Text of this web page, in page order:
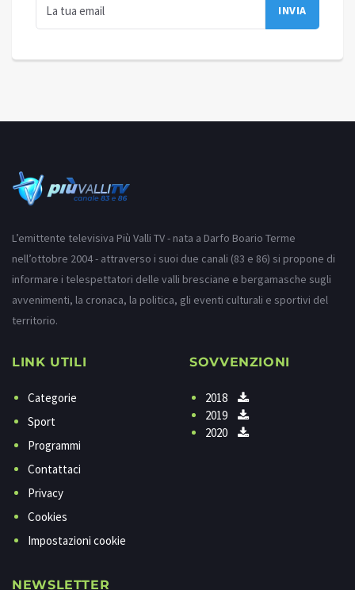
L’emittente televisiva Più Valli TV - nata a Darfo Boario Terme
nell’ottobre 2004 - attraverso i suoi due canali (83 e 86) si propone di
informare i telespettatori delle valli bresciane e bergamasche sugli
avvenimenti, la cronaca, la politica, gli eventi culturali e sportivi del
territorio.
LINK UTILI
Categorie
Sport
Programmi
Contattaci
Privacy
Cookies
Impostazioni cookie
SOVVENZIONI
2018
2019
2020
NEWSLETTER